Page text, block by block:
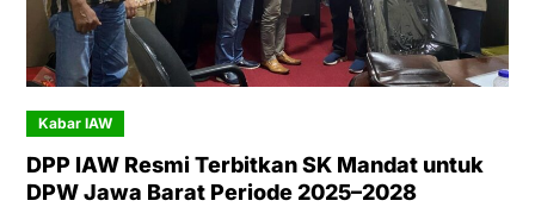
Kabar IAW
DPP IAW Resmi Terbitkan SK Mandat untuk
DPW Jawa Barat Periode 2025–2028